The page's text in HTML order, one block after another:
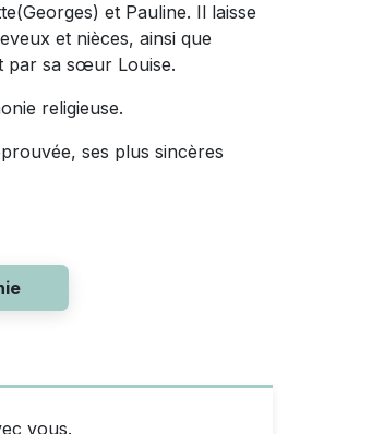
et Pauline. Il laisse
et nièces, ainsi que
par sa sœur Louise.
religieuse.
ses plus sincères
vous.